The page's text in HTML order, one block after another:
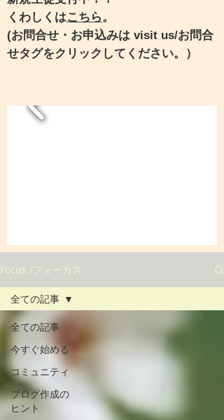
​くわしくはこちら。
(お問合せ・お申込みは visit us/お問合
せタグをクリックしてください。）
Focus /フォーカス
全ての記事
今すぐ始める
コミュニティ
ブログ作成の
ヒント
全ての記事